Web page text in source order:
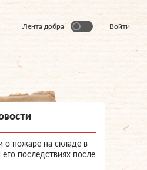
Лента добра Войти
о пожаре на складе в
его последствиях после